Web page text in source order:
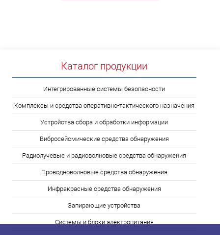
Каталог продукции
Интегрированные системы безопасности
Комплексы и средства оперативно-тактического назначения
Устройства сбора и обработки информации
Вибросейсмические средства обнаружения
Радиолучевые и радиоволновые средства обнаружения
Проводноволновые средства обнаружения
Инфракрасные средства обнаружения
Запирающие устройства
Системы и блоки электропитания